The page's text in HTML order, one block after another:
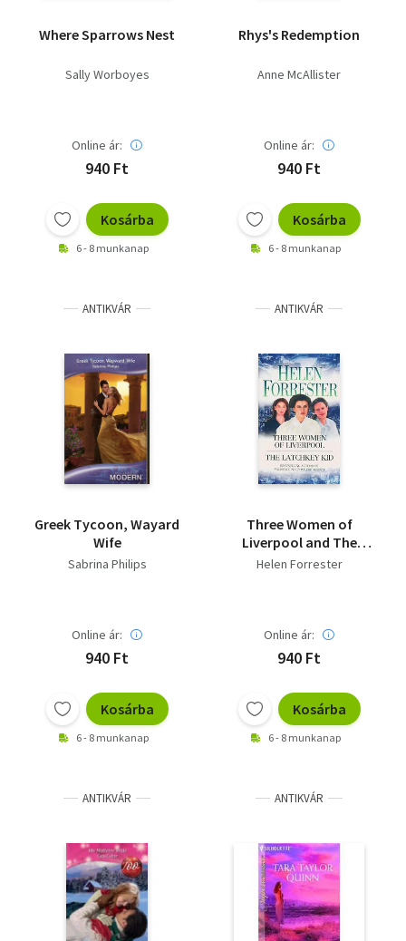
Where Sparrows Nest
Sally Worboyes
Online ár:
940 Ft
Kosárba
6 - 8 munkanap
Rhys's Redemption
Anne McAllister
Online ár:
940 Ft
Kosárba
6 - 8 munkanap
ANTIKVÁR
Greek Tycoon, Wayard
Wife
Sabrina Philips
Online ár:
940 Ft
Kosárba
6 - 8 munkanap
ANTIKVÁR
Three Women of
Liverpool and The
Latchkey Kid
Helen Forrester
Online ár:
940 Ft
Kosárba
6 - 8 munkanap
ANTIKVÁR ANTIKVÁR